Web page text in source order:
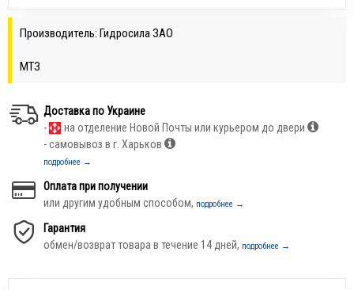
Производитель: Гидросила ЗАО
МТЗ
Доставка по Украине
-
на отделение Новой Почты или курьером до двери
- самовывоз в г. Харьков
подробнее →
Оплата при получении
или другим удобным способом, подробнее →
Гарантия
обмен/возврат товара в течение 14 дней, подробнее →